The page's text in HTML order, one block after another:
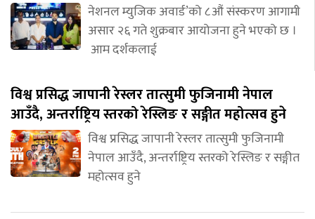
नेशनल म्युजिक अवार्ड’को ८औं संस्करण आगामी
असार २६ गते शुक्रबार आयोजना हुने भएको छ ।
आम दर्शकलाई
विश्व प्रसिद्ध जापानी रेस्लर तात्सुमी फुजिनामी नेपाल
आउँदै, अन्तर्राष्ट्रिय स्तरको रेस्लिङ र सङ्गीत महोत्सव हुने
विश्व प्रसिद्ध जापानी रेस्लर तात्सुमी फुजिनामी
नेपाल आउँदै, अन्तर्राष्ट्रिय स्तरको रेस्लिङ र सङ्गीत
महोत्सव हुने